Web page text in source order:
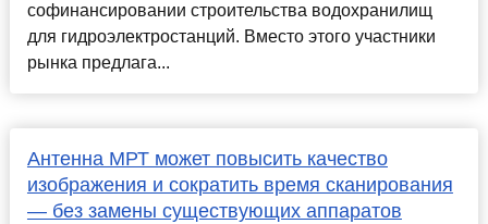
софинансировании строительства водохранилищ
для гидроэлектростанций. Вместо этого участники
рынка предлага...
Антенна МРТ может повысить качество
изображения и сократить время сканирования
— без замены существующих аппаратов